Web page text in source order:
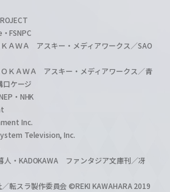
FSNPC
ＡＷＡ アスキー・メディアワークス／SAO
ＫＡＷＡ アスキー・メディアワークス／青
ケージ
・NHK
Inc.
Television, Inc.
・KADOKAWA ファンタジア文庫刊／冴
転スラ製作委員会 ©REKI KAWAHARA 2019